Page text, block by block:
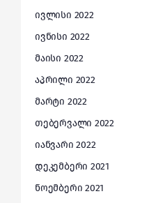
ივლისი 2022
ივნისი 2022
მაისი 2022
აპრილი 2022
მარტი 2022
თებერვალი 2022
იანვარი 2022
დეკემბერი 2021
ნოემბერი 2021